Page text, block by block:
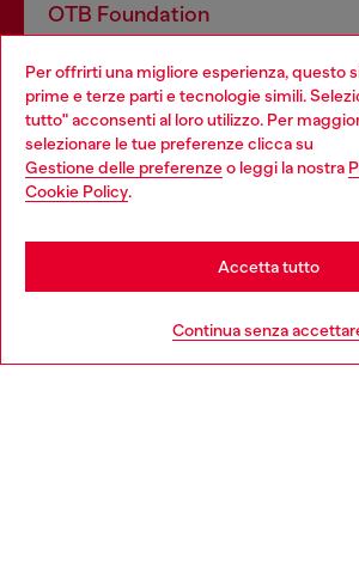
Per offrirti una migliore esperienza, questo
prime e terze parti e tecnologie simili.
tutto" acconsenti al loro utilizzo. Per
selezionare le tue preferenze clicca su
Gestione delle preferenzeo leggi la nostra
Cookie Policy.
Continua senza
Accetta tutto
OTB Foundation
profit del gruppo OTB che sostiene
giovani, donne, inclusione ed
Choose your location
You are currently browsing Italia website,
be based in United States